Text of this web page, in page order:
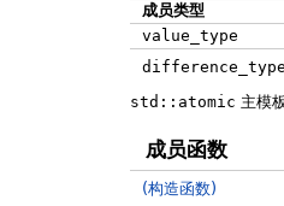
成员类型
value_type
difference_type
std::atomic 主模
成员函数
(构造函数)